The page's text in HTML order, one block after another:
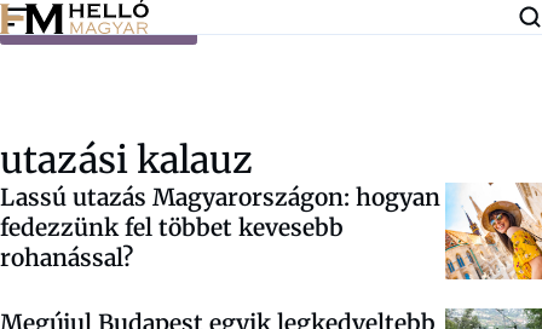
Ugrás a tartalomra
utazási kalauz
Lassú utazás Magyarországon: hogyan
fedezzünk fel többet kevesebb
rohanással?
Megújul Budapest egyik legkedveltebb